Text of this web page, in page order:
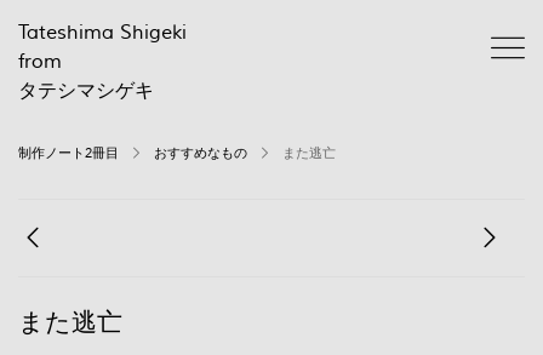
Tateshima Shigeki
from
タテシマシゲキ
制作ノート2冊目 おすすめなもの また逃亡
また逃亡